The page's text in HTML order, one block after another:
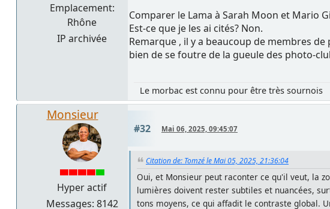
Emplacement:
Rhône
IP archivée
Comparer le Lama à Sarah Moon et Mario
Est-ce que je les ai cités? Non.
Remarque , il y a beaucoup de membres
bien de se foutre de la gueule des photo-
Le morbac est connu pour être très sournois
Monsieur
Hyper actif
Messages: 8142
#32 Mai 06, 2025, 09:45:07
Citation de: Tomzé le Mai 05, 2025, 21:36:04
Oui, et Monsieur peut raconter ce qu'il veut, la
lumières doivent rester subtiles et nuancées,
tons moyens, ce qui affadit le contraste global.